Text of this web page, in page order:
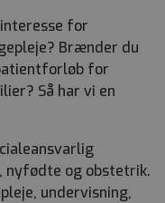
for
Brænder du
for
Så har vi en
nyfødte og obstetrik.
undervisning,